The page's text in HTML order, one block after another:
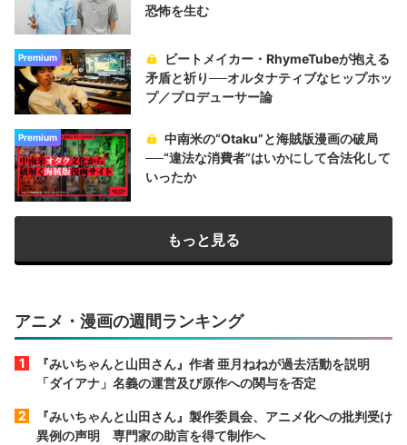
恐怖を生む
Premium
ビートメイカー・RhymeTubeが抱える
矛盾と祈り──オルタナティブなヒップホッ
プ／プロデューサー論
Premium
中南米の“Otaku”と海賊版漫画の破局
──“違法な消費者”はいかにして合法化して
いったか
もっと見る
アニメ・漫画の週間ランキング
『みいちゃんと山田さん』作者 亜月ねねが過去活動を説明
「ダイアナ」名義の運営及び原作への関与を否定
『みいちゃんと山田さん』製作委員会、アニメ化への批判受け
異例の声明 専門家の助言を得て制作へ